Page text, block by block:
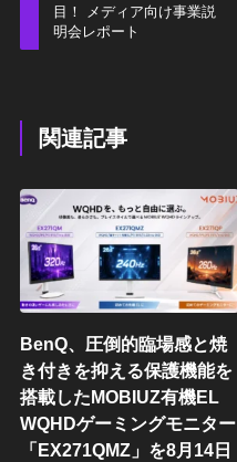
目！ メディア向け事業説
明会レポート
関連記事
BenQ、圧倒的臨場感と焼
き付きを抑える保護機能を
搭載したMOBIUZ有機EL
WQHDゲーミングモニター
「EX271QMZ」を8月14日